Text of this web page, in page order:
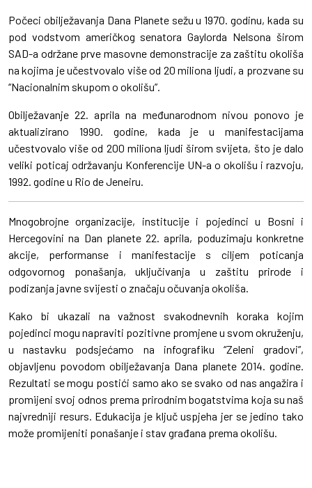
Počeci obilježavanja Dana Planete sežu u 1970. godinu, kada su
pod vodstvom američkog senatora Gaylorda Nelsona širom
SAD-a održane prve masovne demonstracije za zaštitu okoliša
na kojima je učestvovalo više od 20 miliona ljudi, a prozvane su
“Nacionalnim skupom o okolišu”.
Obilježavanje 22. aprila na međunarodnom nivou ponovo je
aktualizirano 1990. godine, kada je u manifestacijama
učestvovalo više od 200 miliona ljudi širom svijeta, što je dalo
veliki poticaj održavanju Konferencije UN-a o okolišu i razvoju,
1992. godine u Rio de Jeneiru.
Mnogobrojne organizacije, institucije i pojedinci u Bosni i
Hercegovini na Dan planete 22. aprila, poduzimaju konkretne
akcije, performanse i manifestacije s ciljem poticanja
odgovornog ponašanja, uključivanja u zaštitu prirode i
podizanja javne svijesti o značaju očuvanja okoliša.
Kako bi ukazali na važnost svakodnevnih koraka kojim
pojedinci mogu napraviti pozitivne promjene u svom okruženju,
u nastavku podsjećamo na infografiku “Zeleni gradovi”,
objavljenu povodom obilježavanja Dana planete 2014. godine.
Rezultati se mogu postići samo ako se svako od nas angažira i
promijeni svoj odnos prema prirodnim bogatstvima koja su naš
najvredniji resurs. Edukacija je ključ uspjeha jer se jedino tako
može promijeniti ponašanje i stav građana prema okolišu.